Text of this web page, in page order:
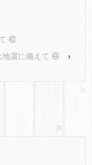
㊷
地震に備えて ㊹
›